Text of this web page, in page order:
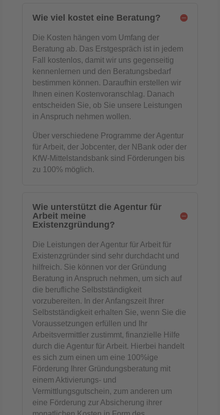
Wie viel kostet eine Beratung?
Die Kosten hängen vom Umfang der
Beratung ab. Das Erstgespräch ist in jedem
Fall kostenlos, damit wir uns gegenseitig
kennenlernen und den Beratungsbedarf
bestimmen können. Daraufhin erstellen wir
Ihnen einen Kostenvoranschlag. Danach
entscheiden Sie, ob Sie unsere Leistungen
in Anspruch nehmen wollen.
Über verschiedene Programme der Agentur
für Arbeit, der Jobcenter, der NBank oder der
KfW-Mittelstandsbank sind Förderungen bis
zu 100% möglich.
Wie unterstützt die Agentur für
Arbeit meine
Existenzgründung?
Die Leistungen der Agentur für Arbeit für
Existenzgründer sind sehr durchdacht und
hilfreich. Sie können vor der Gründung
Beratung in Anspruch nehmen, um sich auf
die berufliche Selbstständigkeit
vorzubereiten. In der Anfangszeit Ihrer
Selbstständigkeit erhalten Sie, wenn Sie die
Voraussetzungen erfüllen und Ihr
Arbeitsvermittler zustimmt, finanzielle Hilfe
durch die Agentur für Arbeit. Hierbei handelt
es sich zum einen um eine 100%ige
Förderung Ihrer Gründungsberatung mit
einem Aktivierungs- und
Vermittlungsgutschein, zum anderen um
eine Förderung zur Absicherung ihrer